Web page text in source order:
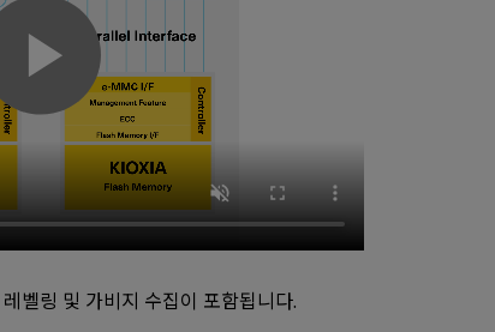
벨링 및 가비지 수집이 포함됩니다.